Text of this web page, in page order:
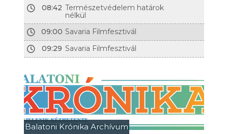
08:42 Természetvédelem határok
nélkül
09:00 Savaria Filmfesztivál
09:29 Savaria Filmfesztivál
Balatoni Krónika Archívum